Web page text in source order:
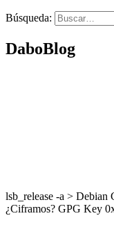
Búsqueda:
DaboBlog
lsb_release -a >
¿Ciframos? GPG Key